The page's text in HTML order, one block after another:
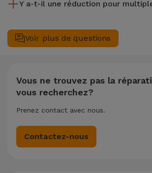
il est toujours recommandé de faire une
(29,95 €) au cas où tu aurais besoin d'aide
des fichiers.
Y a-t-il une réduction pour
complète de votre équipement. Si votre
Zenfone Max ZC550KL 2016 nécessite
réparation la moins chère.
Voir plus de questions
Vous ne trouvez pas la
vous recherchez?
Prenez contact avec nous.
Contactez-nous